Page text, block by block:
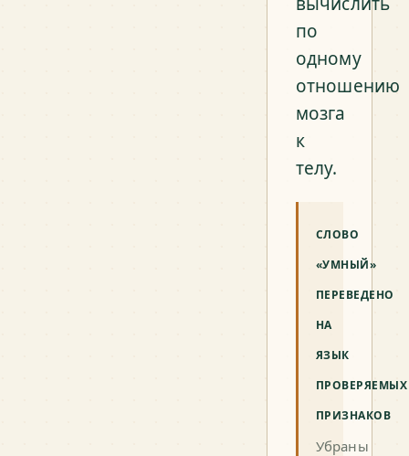
по
одному
отношению
мозга
к
телу.
СЛОВО
«УМНЫЙ»
ПЕРЕВЕДЕНО
НА
ЯЗЫК
ПРОВЕРЯЕМЫХ
ПРИЗНАКОВ
Убраны